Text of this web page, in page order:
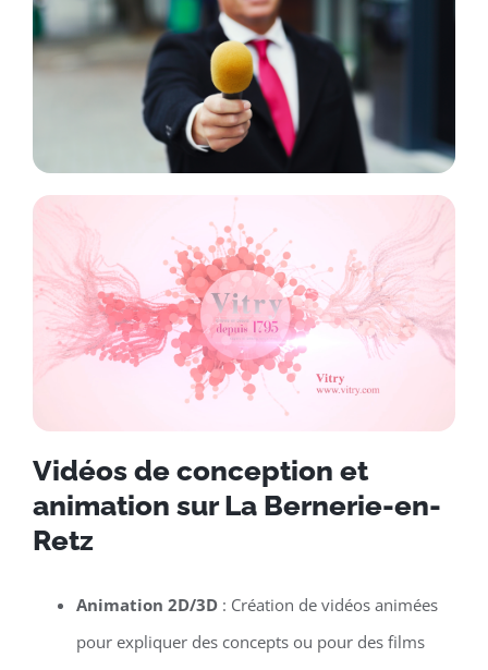
Vidéos de conception et
animation sur La Bernerie-en-
Retz
Animation 2D/3D: Création de vidéos animées
pour expliquer des concepts ou pour des films